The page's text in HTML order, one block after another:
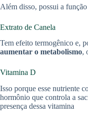
Além disso, possui a função
Extrato de Canela
Tem efeito termogênico e,
aumentar o metabolismo,
Vitamina D
Isso porque esse nutriente
hormônio que controla a
presença dessa vitamina